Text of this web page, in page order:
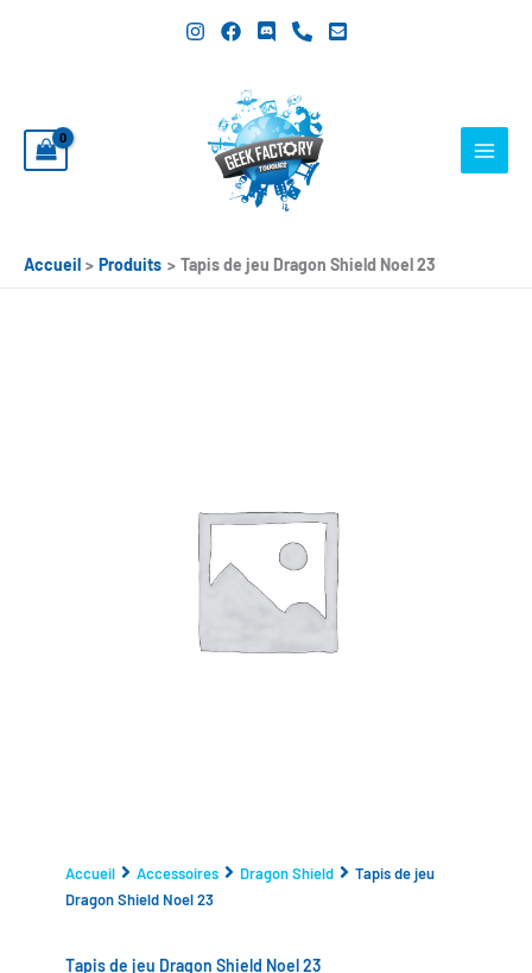
Accueil Produits Tapis de jeu Dragon Shield Noel 23
Accueil Accessoires Dragon Shield
Tapis de jeu
Dragon Shield Noel 23
Tapis de jeu Dragon Shield Noel 23